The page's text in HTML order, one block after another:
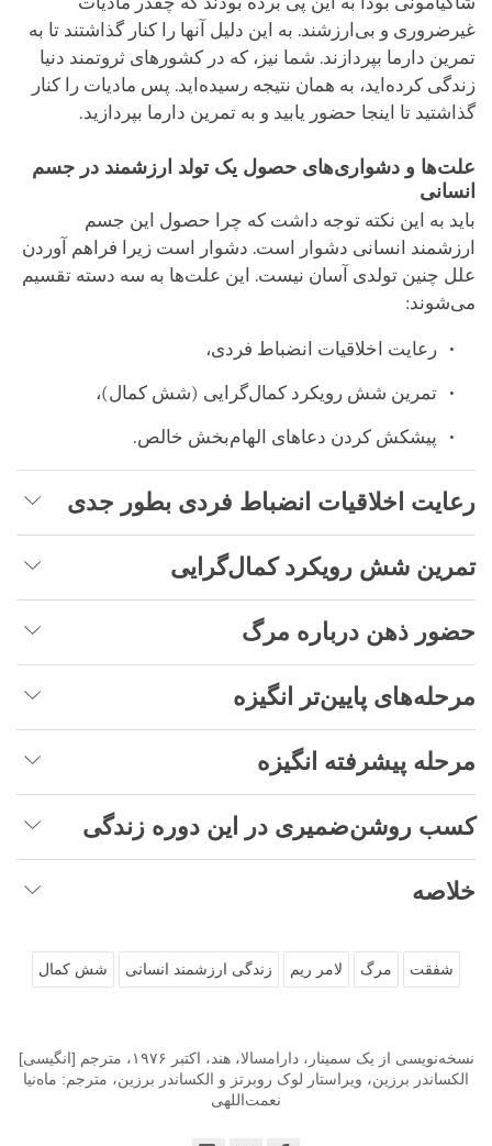
غیرضروری و بی‌ارزشند. به این دلیل آنها را کنار گذاشتند تا به
تمرین دارما بپردازند. شما نیز، که در کشورهای ثروتمند دنیا
زندگی کرده‌اید، به همان نتیجه رسیده‌اید. پس مادیات را کنار
گذاشتید تا اینجا حضور یابید و به تمرین دارما بپردازید.
علت‌ها و دشواری‌های حصول یک تولد ارزشمند در جسم
انسانی
باید به این نکته توجه داشت که چرا حصول این جسم
ارزشمند انسانی دشوار است. دشوار است زیرا فراهم آوردن
علل چنین تولدی آسان نیست. این علت‌ها به سه دسته تقسیم
می‌شوند:
رعایت اخلاقیات انضباط فردی،
تمرین شش رویکرد کمال‌گرایی (شش کمال)،
پیشکش کردن دعاهای الهام‌بخش خالص.
رعایت اخلاقیات انضباط فردی بطور جدی
تمرین شش رویکرد کمال‌گرایی
حضور ذهن درباره مرگ
مرحله‌های پایین‌تر انگیزه
مرحله پیشرفته انگیزه
کسب روشن‌ضمیری در این دوره زندگی
خلاصه
شفقت مرگ لامر ریم زندگی ارزشمند انسانی شش کمال
نسخه‌نویسی از یک سمینار، دارامسالا، هند، اکتبر ۱۹۷۶، مترجم [انگیسی]
الکساندر برزین، ویراستار لوک روبرتز و الکساندر برزین، مترجم: ماه‌نیا
نعمت‌اللهی